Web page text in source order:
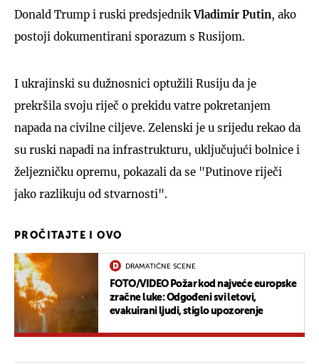
Donald Trump i ruski predsjednikVladimir Putin, ako
postoji dokumentirani sporazum s Rusijom.
I ukrajinski su dužnosnici optužili Rusiju da je
prekršila svoju riječ o prekidu vatre pokretanjem
napada na civilne ciljeve. Zelenski je u srijedu rekao da
su ruski napadi na infrastrukturu, uključujući bolnice i
željezničku opremu, pokazali da se "Putinove riječi
jako razlikuju od stvarnosti".
PROČITAJTE I OVO
DRAMATIČNE SCENE
FOTO/VIDEO Požar kod najveće europske
zračne luke: Odgođeni svi letovi,
evakuirani ljudi, stiglo upozorenje